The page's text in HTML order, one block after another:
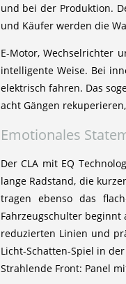
und bei der Produktion.
und Käufer werden die
E-Motor, Wechselrichter
intelligente Weise. Bei
elektrisch fahren. Das
acht Gängen
Emotionales
Der CLA mit EQ
lange Radstand, die
tragen ebenso das
Fahrzeugschulter
reduzierten Linien und
Licht-Schatten-Spiel in
Strahlende Front: Panel